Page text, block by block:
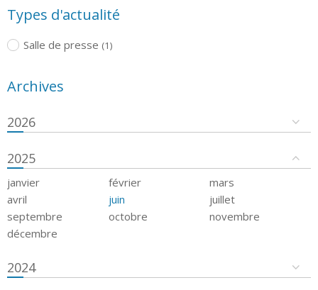
Types d'actualité
Salle de presse (1)
Archives
2026
2025
janvier février
mars
avril
juin
juillet
septembre
octobre
novembre
décembre
2024